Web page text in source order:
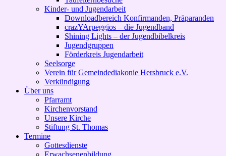
Kinder- und Jugendarbeit
Downloadbereich Konfirmanden, Präparanden
crazYArpeggios – die Jugendband
Shining Lights – der Jugendbibelkreis
Jugendgruppen
Förderkreis Jugendarbeit
Seelsorge
Verein für Gemeindediakonie Hersbruck e.V.
Verkündigung
Über uns
Pfarramt
Kirchenvorstand
Unsere Kirche
Stiftung St. Thomas
Termine
Gottesdienste
Erwachsenenbildung